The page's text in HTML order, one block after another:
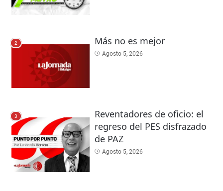
2 Más no es mejor
Agosto 5, 2026
3
Reventadores de oficio: el
regreso del PES disfrazado
de PAZ
Agosto 5, 2026